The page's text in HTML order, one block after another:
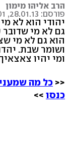
הרב אליהו מימון
פורסם: 28.01.13, 17:01
יהודי הוא לא
גם לא מי שדובר
הוא גם לא מי
ושומר שבת.
ומי יהיו
<< כל מה
כנסו >>